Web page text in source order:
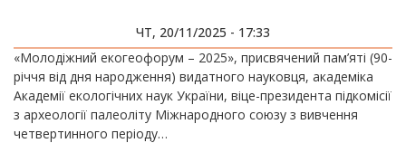
ЧТ, 20/11/2025 - 17:33
«Молодіжний екогеофорум – 2025», присвячений пам’яті (90-
річчя від дня народження) видатного науковця, академіка
Академії екологічних наук України, віце-президента підкомісії
з археології палеоліту Міжнародного союзу з вивчення
четвертинного періоду…